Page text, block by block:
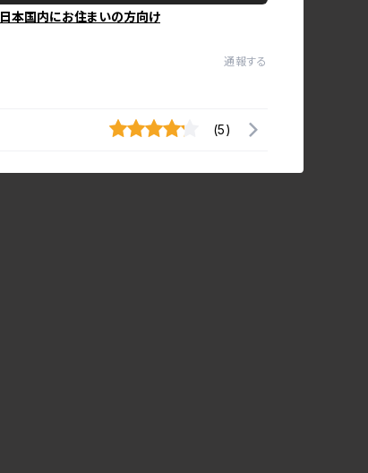
日本国内にお住まいの方向け
通報する
(5)